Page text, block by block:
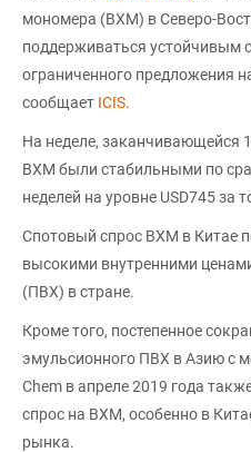
мономера (ВХМ) в Северо-
поддерживаться устойчивым
ограниченного предложения
сообщает ICIS.
На неделе, заканчивающейся
ВХМ были стабильными по
неделей на уровне USD745 за
Спотовый спрос ВХМ в Китае
высокими внутренними
(ПВХ) в стране.
Кроме того, постепенное
эмульсионного ПВХ в Азию с
Chem в апреле 2019 года
спрос на ВХМ, особенно в
рынка.